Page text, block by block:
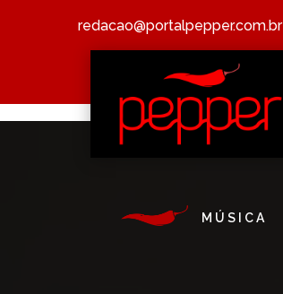
redacao@portalpepper.com.br
MÚSICA